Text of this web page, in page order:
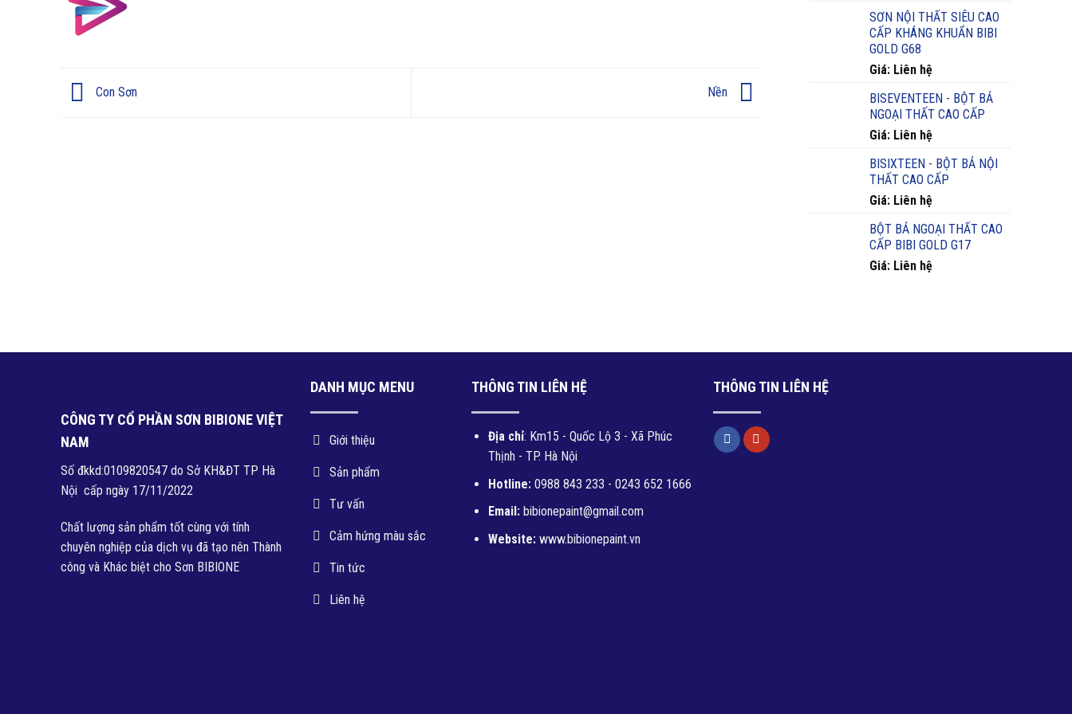
Con Sơn Nền
SƠN NỘI THẤT SIÊU CAO
CẤP KHÁNG KHUẨN BIBI
GOLD G68
Giá: Liên hệ
BISEVENTEEN - BỘT BẢ
NGOẠI THẤT CAO CẤP
Giá: Liên hệ
BISIXTEEN - BỘT BẢ NỘI
THẤT CAO CẤP
Giá: Liên hệ
BỘT BẢ NGOẠI THẤT CAO
CẤP BIBI GOLD G17
Giá: Liên hệ
CÔNG TY CỔ PHẦN SƠN BIBIONE VIỆT
NAM
Số đkkd:0109820547 do Sở KH&ĐT TP Hà
Nội cấp ngày 17/11/2022
Chất lượng sản phẩm tốt cùng với tính
chuyên nghiệp của dịch vụ đã tạo nên Thành
công và Khác biệt cho Sơn BIBIONE
DANH MỤC MENU
Giới thiệu
Sản phẩm
Tư vấn
Cảm hứng màu sắc
Tin tức
Liên hệ
THÔNG TIN LIÊN HỆ
Địa chỉ: Km15 - Quốc Lộ 3 - Xã Phúc
Thịnh - TP. Hà Nội
Hotline: 0988 843 233 - 0243 652 1666
Email:bibionepaint@gmail.com
Website:www.bibionepaint.vn
THÔNG TIN LIÊN HỆ